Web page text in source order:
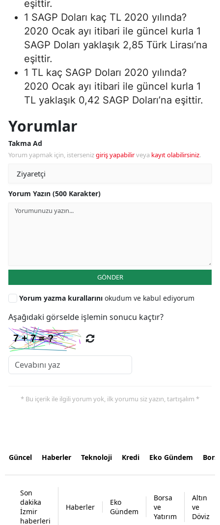
eşittir.
1 SAGP Doları kaç TL 2020 yılında?
2020 Ocak ayı itibari ile güncel kurla 1
SAGP Doları yaklaşık 2,85 Türk Lirası’na
eşittir.
1 TL kaç SAGP Doları 2020 yılında?
2020 Ocak ayı itibari ile güncel kurla 1
TL yaklaşık 0,42 SAGP Doları’na eşittir.
Yorumlar
Takma Ad
Yorum yapmak için, istersenizgiriş yapabilirveya kayıt olabilirsiniz.
Yorum Yazın (500 Karakter)
GÖNDER
Yorum yazma kurallarını okudum ve kabul ediyorum
Aşağıdaki görselde işlemin sonucu kaçtır?
* Bu içerik ile ilgili yorum yok, ilk yorumu siz yazın, tartışalım *
Güncel Haberler Teknoloji Kredi Eko Gündem
Son
dakika
İzmir
haberleri
Haberler
Eko
Gündem
Borsa
ve
Yatırım
Altın
ve
Döviz